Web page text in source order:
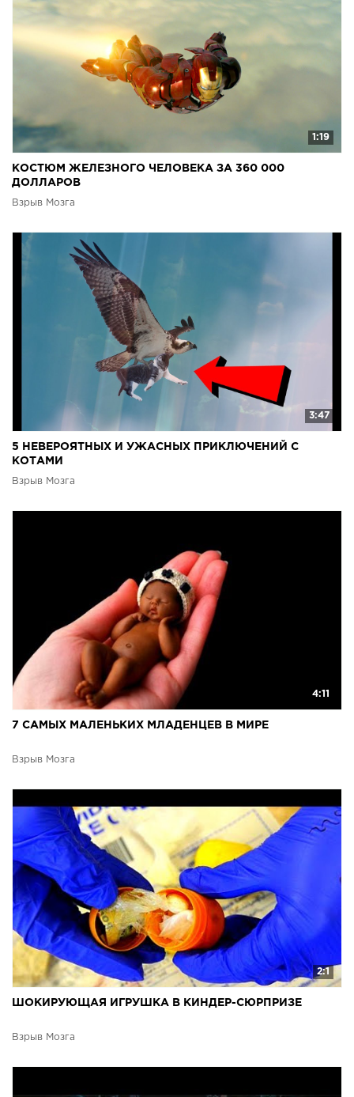
1:19
КОСТЮМ ЖЕЛЕЗНОГО ЧЕЛОВЕКА ЗА 360 000
ДОЛЛАРОВ
Взрыв Мозга
3:47
5 НЕВЕРОЯТНЫХ И УЖАСНЫХ ПРИКЛЮЧЕНИЙ С
КОТАМИ
Взрыв Мозга
4:11
7 САМЫХ МАЛЕНЬКИХ МЛАДЕНЦЕВ В МИРЕ
Взрыв Мозга
2:1
ШОКИРУЮЩАЯ ИГРУШКА В КИНДЕР-СЮРПРИЗЕ
Взрыв Мозга